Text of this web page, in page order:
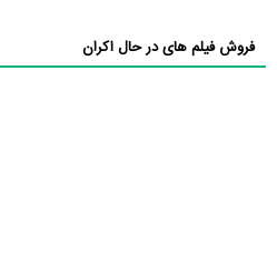
فروش فیلم های در حال اکران